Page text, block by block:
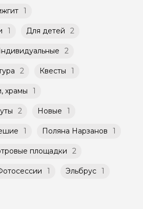
заранее.
до начала путешествия,
самого тура и
соглашения
сайте: Картой
можно оплатить любую
гидом.
экскурсии могут
для Вас люди.
на тех же
но с количество
1
1 Для детей 2
2
2 Квесты 1
храмы 1
2 Новые 1
1 Поляна Нарзанов 1
площадки 2
1 Эльбрус 1